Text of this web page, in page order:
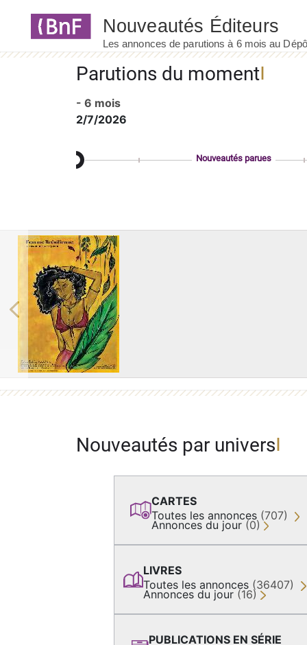
Parutions du moment
- 6 mois
2/7/2026
Nouveautés parues
Previous
Nouveautés par univers
CARTES
Toutes les annonces (707)
Annonces du jour (0)
LIVRES
Toutes les annonces (36407)
Annonces du jour (16)
PUBLICATIONS EN SÉRIE